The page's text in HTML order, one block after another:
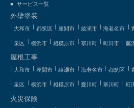
サービス一覧
外壁塗装
大和市 都筑区 座間市 綾瀬市 海老名市
泉区 横浜市 相模原市 寒川町 町田市 藤
屋根工事
大和市 座間市 綾瀬市 海老名市 都筑区
泉区 横浜市 相模原市 愛川町 寒川町 町
火災保険